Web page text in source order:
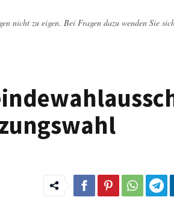
nicht zu eigen. Bei Fragen dazu wenden Sie